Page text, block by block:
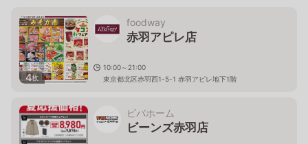
4枚
foodway
赤羽アピレ店
10:00～21:00
東京都北区赤羽西1-5-1 赤羽アピレ地下1階
ビバホーム
ビーンズ赤羽店